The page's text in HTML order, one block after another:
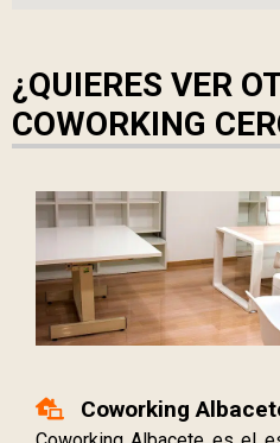
¿QUIERES VER
COWORKING
Coworking